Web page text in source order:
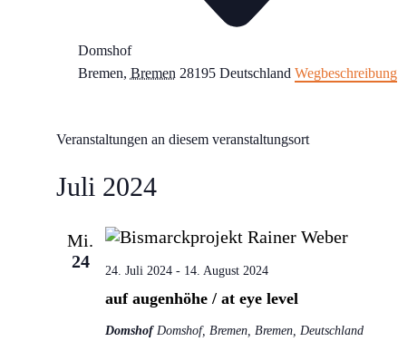
Domshof
Bremen, Bremen 28195 Deutschland Wegbeschreibung
Veranstaltungen an diesem veranstaltungsort
Juli 2024
Mi.
24
auf augenhöhe / at eye level
24. Juli 2024- 14. August 2024
Domshof Domshof, Bremen, Bremen, Deutschland